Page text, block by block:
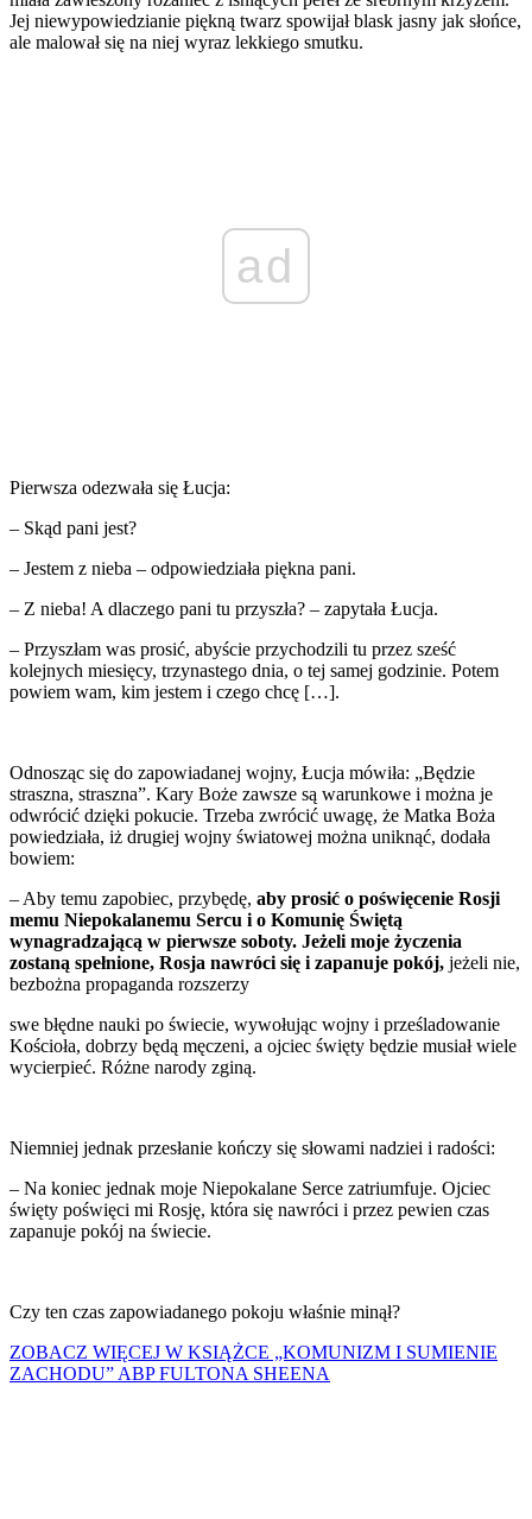
Jej niewypowiedzianie piękną twarz spowijał blask jasny jak słońce,
ale malował się na niej wyraz lekkiego smutku.
ad
Pierwsza odezwała się Łucja:
– Skąd pani jest?
– Jestem z nieba – odpowiedziała piękna pani.
– Z nieba! A dlaczego pani tu przyszła? – zapytała Łucja.
– Przyszłam was prosić, abyście przychodzili tu przez sześć
kolejnych miesięcy, trzynastego dnia, o tej samej godzinie. Potem
powiem wam, kim jestem i czego chcę […].
Odnosząc się do zapowiadanej wojny, Łucja mówiła: „Będzie
straszna, straszna”. Kary Boże zawsze są warunkowe i można je
odwrócić dzięki pokucie. Trzeba zwrócić uwagę, że Matka Boża
powiedziała, iż drugiej wojny światowej można uniknąć, dodała
bowiem:
– Aby temu zapobiec, przybędę, aby prosić o poświęcenie Rosji
memu Niepokalanemu Sercu i o Komunię Świętą
wynagradzającą w pierwsze soboty. Jeżeli moje życzenia
zostaną spełnione, Rosja nawróci się i zapanuje pokój, jeżeli nie,
bezbożna propaganda rozszerzy
swe błędne nauki po świecie, wywołując wojny i prześladowanie
Kościoła, dobrzy będą męczeni, a ojciec święty będzie musiał wiele
wycierpieć. Różne narody zginą.
Niemniej jednak przesłanie kończy się słowami nadziei i radości:
– Na koniec jednak moje Niepokalane Serce zatriumfuje. Ojciec
święty poświęci mi Rosję, która się nawróci i przez pewien czas
zapanuje pokój na świecie.
Czy ten czas zapowiadanego pokoju właśnie minął?
ZOBACZ WIĘCEJ W KSIĄŻCE „KOMUNIZM I SUMIENIE
ZACHODU” ABP FULTONA SHEENA